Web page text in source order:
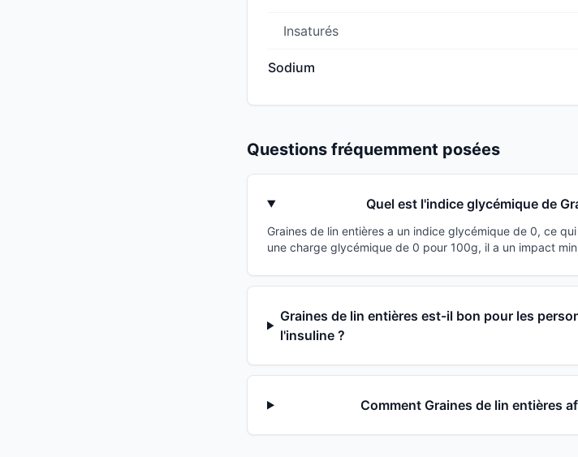
Insaturés
Sodium
Questions fréquemment posées
Quel est l'indice glycémique de
Graines de lin entières a un indice glycémique de 0, ce
une charge glycémique de 0 pour 100g, il a un impact
Graines de lin entières est-il bon pour les
l'insuline ?
Comment Graines de lin entières